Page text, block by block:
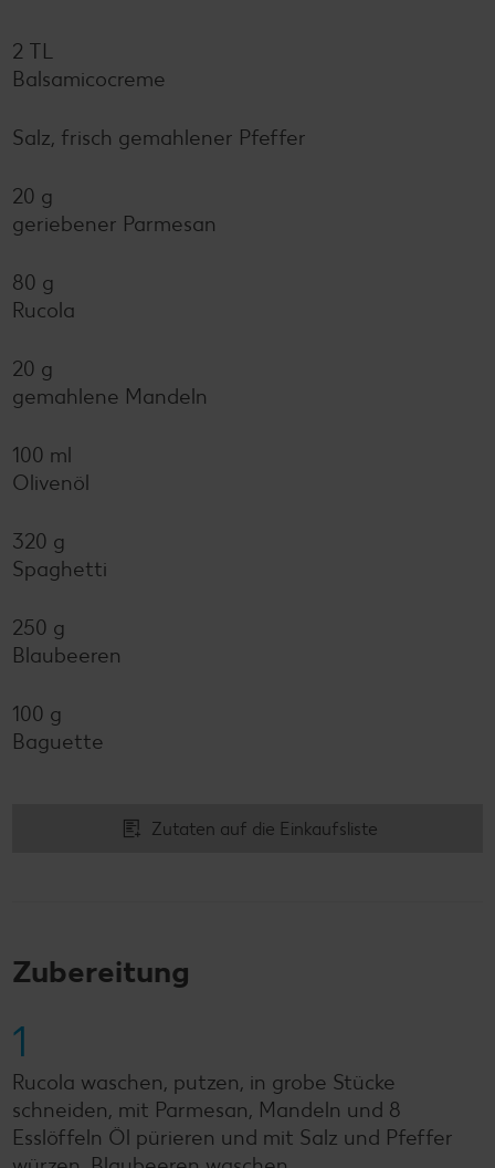
2 TL
Balsamicocreme
Salz, frisch gemahlener Pfeffer
20 g
geriebener Parmesan
80 g
Rucola
20 g
gemahlene Mandeln
100 ml
Olivenöl
320 g
Spaghetti
250 g
Blaubeeren
100 g
Baguette
Zutaten auf die Einkaufsliste
Zubereitung
1
Rucola waschen, putzen, in grobe Stücke
schneiden, mit Parmesan, Mandeln und 8
Esslöffeln Öl pürieren und mit Salz und Pfeffer